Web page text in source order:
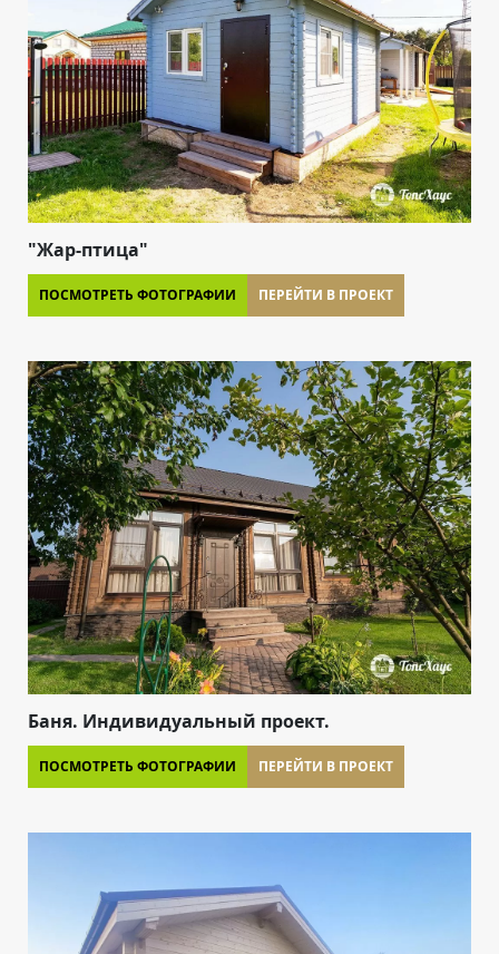
"Жар-птица"
ПОСМОТРЕТЬ ФОТОГРАФИИ ПЕРЕЙТИ В ПРОЕКТ
Баня. Индивидуальный проект.
ПОСМОТРЕТЬ ФОТОГРАФИИ ПЕРЕЙТИ В ПРОЕКТ